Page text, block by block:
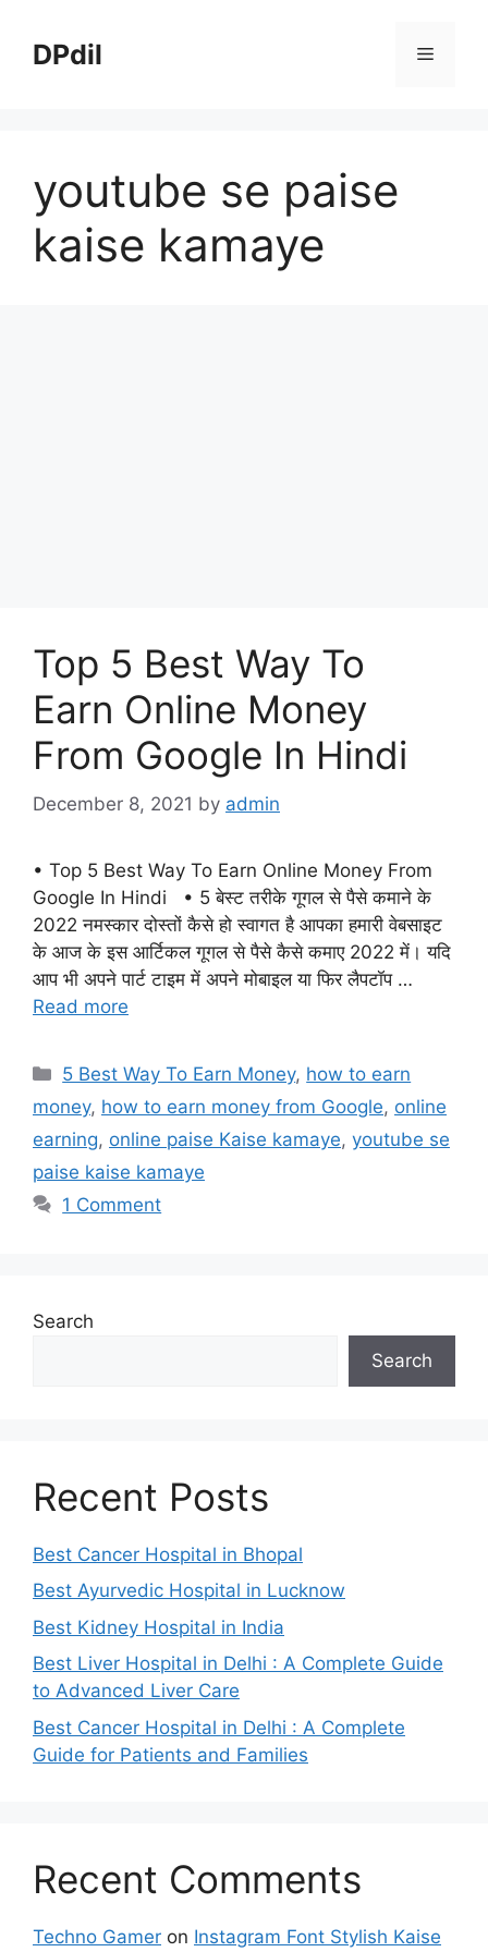
contentDPdil Menu
youtube se paise
kaise kamaye
Top 5 Best Way To
Earn Online Money
From Google In Hindi
December 8, 2021 by admin
• Top 5 Best Way To Earn Online Money From
Google In Hindi • 5 बेस्ट तरीके गूगल से पैसे कमाने के
2022 नमस्कार दोस्तों कैसे हो स्वागत है आपका हमारी वेबसाइट
के आज के इस आर्टिकल गूगल से पैसे कैसे कमाए 2022 में। यदि
आप भी अपने पार्ट टाइम में अपने मोबाइल या फिर लैपटॉप …
Read more
Categories
5 Best Way To Earn Money, how to earn
money, how to earn money from Google, online
earning, online paise Kaise kamaye, youtube se
paise kaise kamaye
1 Comment
Search
Search
Recent Posts
Best Cancer Hospital in Bhopal
Best Ayurvedic Hospital in Lucknow
Best Kidney Hospital in India
Best Liver Hospital in Delhi : A Complete Guide
to Advanced Liver Care
Best Cancer Hospital in Delhi : A Complete
Guide for Patients and Families
Recent Comments
Techno Gamer on Instagram Font Stylish Kaise